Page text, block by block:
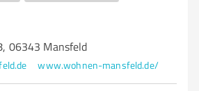
06343 Mansfeld
www.wohnen-mansfeld.de/